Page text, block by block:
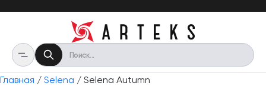
Главная / Selena / Selena Autumn